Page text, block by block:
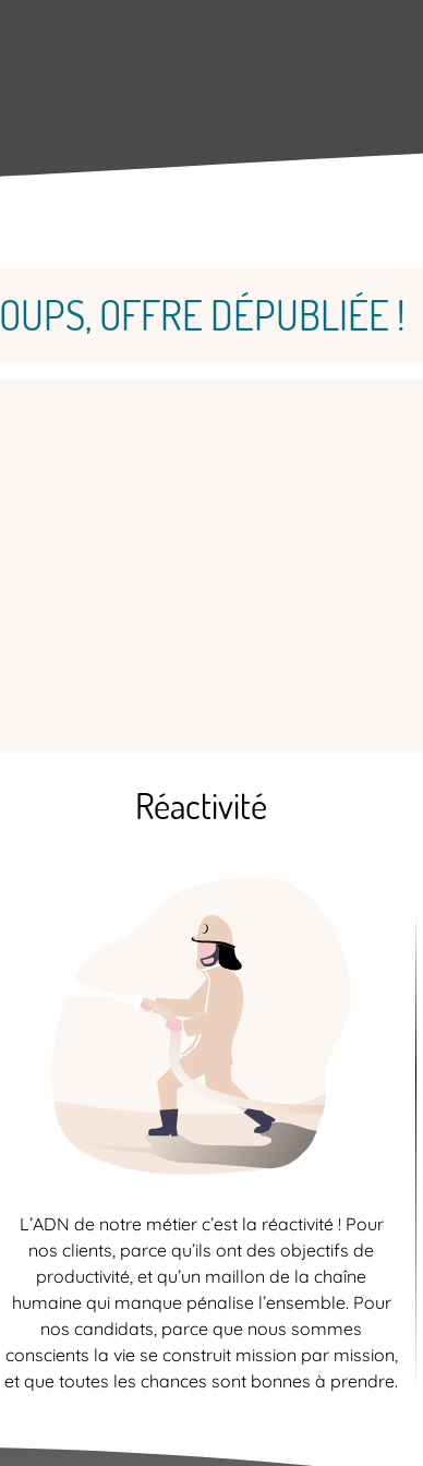
OUPS, OFFRE DÉPUBLIÉE !
Réactivité
L’ADN de notre métier c’est la réactivité ! Pour
nos clients, parce qu’ils ont des objectifs de
productivité, et qu’un maillon de la chaîne
humaine qui manque pénalise l’ensemble. Pour
nos candidats, parce que nous sommes
conscients la vie se construit mission par mission,
et que toutes les chances sont bonnes à prendre.